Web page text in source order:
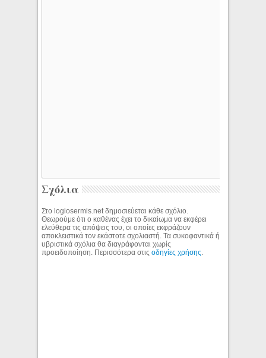
Σχόλια
Στο logiosermis.net δημοσιεύεται κάθε σχόλιο.
Θεωρούμε ότι ο καθένας έχει το δικαίωμα να εκφέρει
ελεύθερα τις απόψεις του, οι οποίες εκφράζουν
αποκλειστικά τον εκάστοτε σχολιαστή. Τα συκοφαντικά ή
υβριστικά σχόλια θα διαγράφονται χωρίς
προειδοποίηση. Περισσότερα στιςοδηγίες χρήσης